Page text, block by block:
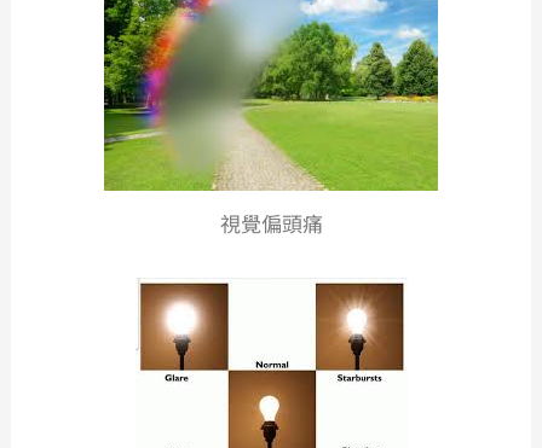
視覺偏頭痛